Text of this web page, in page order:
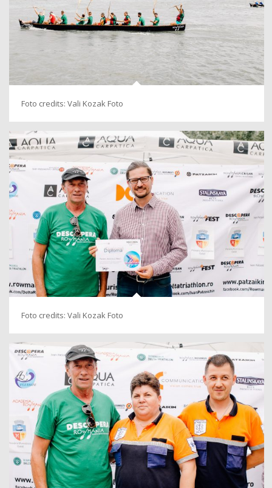
Foto credits: Vali Kozak Foto
Foto credits: Vali Kozak Foto